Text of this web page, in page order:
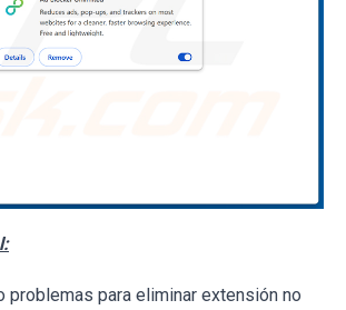
problemas para eliminar extensión no